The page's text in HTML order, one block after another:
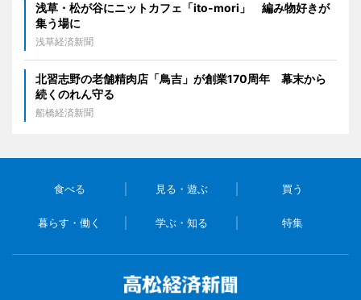
浅草・松が谷にニットカフェ「ito-mori」 編み物好きが
集う場に
浅草経済新聞
北習志野の老舗精肉店「鳥吉」が創業170周年 幕末から
続くのれん守る
船橋経済新聞
食べる 見る・遊ぶ 買う
暮らす・働く 学ぶ・知る 特集